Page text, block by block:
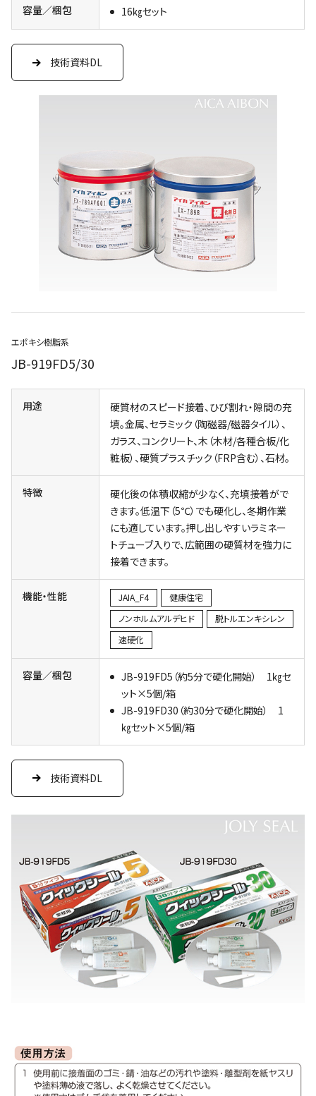
容量／梱包 16㎏セット
技術資料DL
エポキシ樹脂系
JB-919FD5/30
用途
硬質材のスピード接着、ひび割れ・隙間の充
填。金属、セラミック（陶磁器/磁器タイル）、
ガラス、コンクリート、木（木材/各種合板/化
粧板）、硬質プラスチック（FRP含む）、石材。
特徴
硬化後の体積収縮が少なく、充填接着がで
きます。低温下（5℃）でも硬化し、冬期作業
にも適しています。押し出しやすいラミネー
トチューブ入りで、広範囲の硬質材を強力に
接着できます。
機能・性能 JAIA_F4
健康住宅
ノンホルムアルデヒド
脱トルエンキシレン
速硬化
容量／梱包
JB-919FD5（約5分で硬化開始） 1㎏セ
ット×5個/箱
JB-919FD30（約30分で硬化開始） 1
㎏セット×5個/箱
技術資料DL